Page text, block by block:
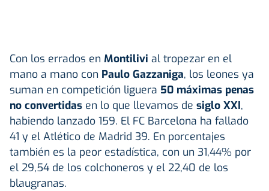
Con los errados en Montilivi al tropezar en el
mano a mano con Paulo Gazzaniga, los leones ya
suman en competición liguera 50 máximas penas
no convertidas en lo que llevamos de siglo XXI,
habiendo lanzado 159. El FC Barcelona ha fallado
41 y el Atlético de Madrid 39. En porcentajes
también es la peor estadística, con un 31,44% por
el 29,54 de los colchoneros y el 22,40 de los
blaugranas.